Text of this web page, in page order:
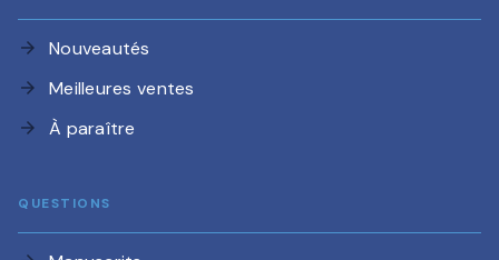
arrow_forward Nouveautés
arrow_forward Meilleures ventes
arrow_forward À paraître
QUESTIONS